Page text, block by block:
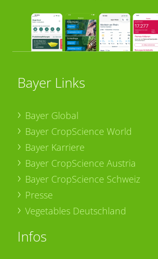
Bayer Links
Bayer Global
Bayer CropScience World
Bayer Karriere
Bayer CropScience Austria
Bayer CropScience Schweiz
Presse
Vegetables Deutschland
Infos